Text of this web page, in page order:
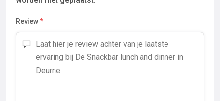
Review*